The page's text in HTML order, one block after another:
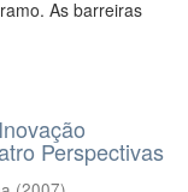
As barreiras
Perspectivas